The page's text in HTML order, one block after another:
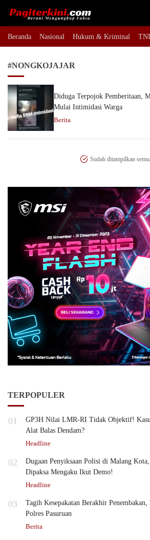
Pagiterkini.com
Berani Mengungkap Fakta
Beranda Nasional Hukum & Kriminal
#NONGKOJAJAR
Diduga Terpojok Pemberitaan,
Mulai Intimidasi Warga
Berita
Sudah ditampilkan
TERPOPULER
01
GP3H Nilai LMR-RI Tidak Objektif!
Alat Balas Dendam?
Headline
02
Dugaan Penyiksaan Polisi di Malang
Dipaksa Mengaku Ikut Demo!
Headline
03
Tagih Kesepakatan Berakhir
Polres Pasuruan
Berita